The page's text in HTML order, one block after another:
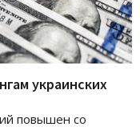
украинских
повышен со